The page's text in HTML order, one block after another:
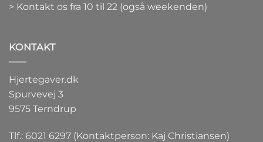
> Kontakt os fra 10 til 22 (også weekenden)
KONTAKT
Hjertegaver.dk
Spurvevej 3
9575 Terndrup
Tlf.: 6021 6297 (Kontaktperson: Kaj Christiansen)